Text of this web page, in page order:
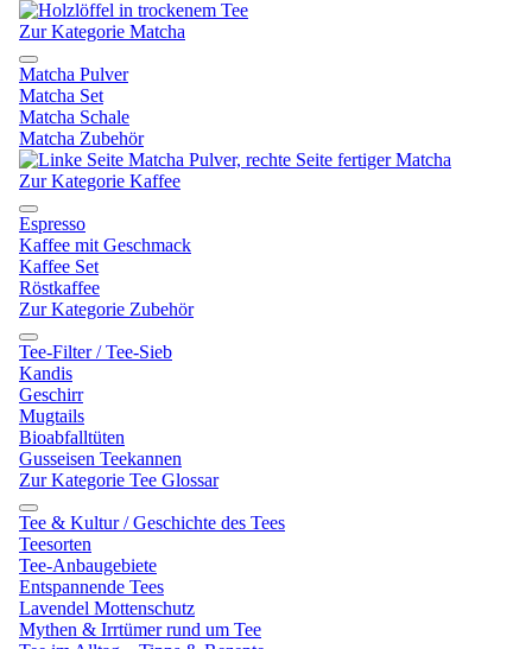
Zur Kategorie Matcha
Matcha Pulver
Matcha Set
Matcha Schale
Matcha Zubehör
Zur Kategorie Kaffee
Espresso
Kaffee mit Geschmack
Kaffee Set
Röstkaffee
Zur Kategorie Zubehör
Tee-Filter / Tee-Sieb
Kandis
Geschirr
Mugtails
Bioabfalltüten
Gusseisen Teekannen
Zur Kategorie Tee Glossar
Tee & Kultur / Geschichte des Tees
Teesorten
Tee-Anbaugebiete
Entspannende Tees
Lavendel Mottenschutz
Mythen & Irrtümer rund um Tee